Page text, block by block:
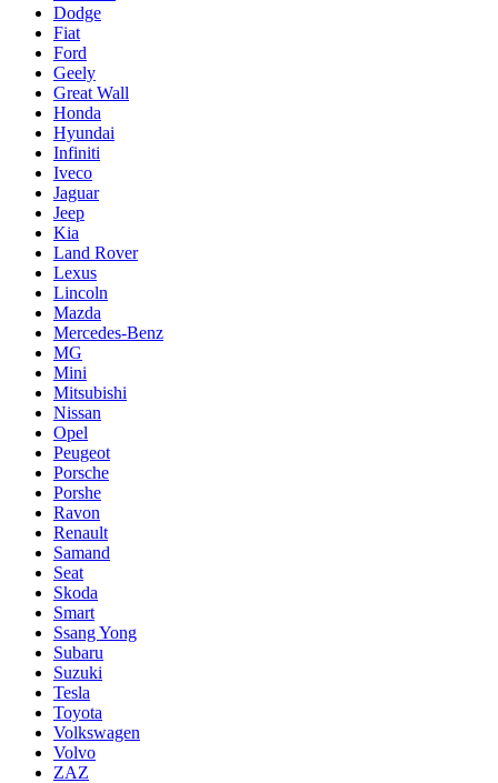
Dodge
Fiat
Ford
Geely
Great Wall
Honda
Hyundai
Infiniti
Iveco
Jaguar
Jeep
Kia
Land Rover
Lexus
Lincoln
Mazda
Mercedes-Benz
MG
Mini
Mitsubishi
Nissan
Opel
Peugeot
Porsche
Porshe
Ravon
Renault
Samand
Seat
Skoda
Smart
Ssang Yong
Subaru
Suzuki
Tesla
Toyota
Volkswagen
Volvo
ZAZ